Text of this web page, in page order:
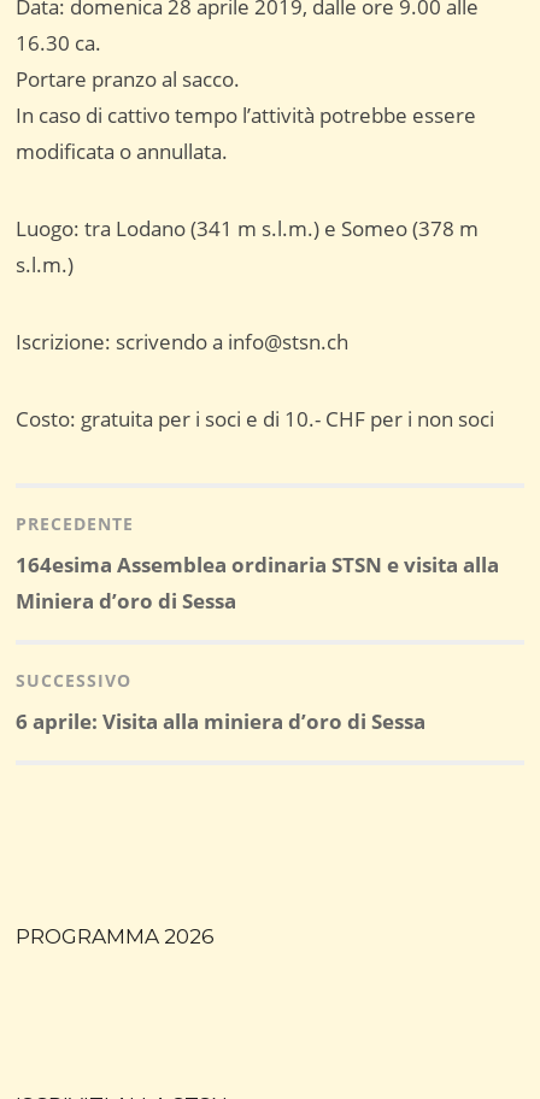
Data: domenica 28 aprile 2019, dalle ore 9.00 alle
16.30 ca.
Portare pranzo al sacco.
In caso di cattivo tempo l’attività potrebbe essere
modificata o annullata.
Luogo: tra Lodano (341 m s.l.m.) e Someo (378 m
s.l.m.)
Iscrizione: scrivendo a info@stsn.ch
Costo: gratuita per i soci e di 10.- CHF per i non soci
articoli
PRECEDENTE
Post
precedente:
164esima Assemblea ordinaria STSN e visita alla
Miniera d’oro di Sessa
SUCCESSIVO
Post
6 aprile: Visita alla miniera d’oro di Sessa
PROGRAMMA 2026